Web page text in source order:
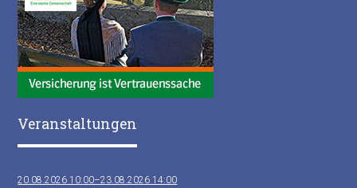
Veranstaltungen
20.08.2026 10:00–23.08.2026 14:00